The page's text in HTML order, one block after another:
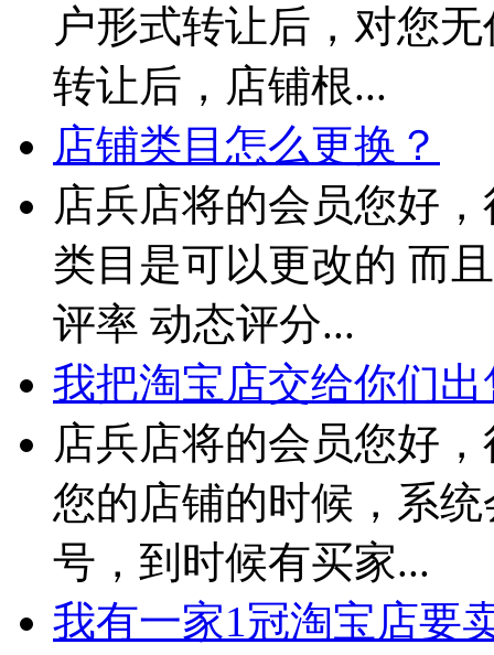
户形式转让后，对您
转让后，店铺根...
店铺类目怎么更换？
店兵店将的会员您好
类目是可以更改的 而
评率 动态评分...
我把淘宝店交给你们
店兵店将的会员您好
您的店铺的时候，系
号，到时候有买家...
我有一家1冠淘宝店要